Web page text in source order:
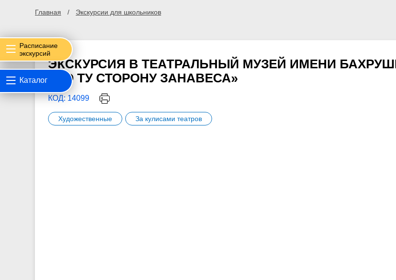
Главная Экскурсии для школьников
Расписание
экскурсий
Каталог
ЭКСКУРСИЯ В ТЕАТРАЛЬНЫЙ МУЗЕЙ ИМЕНИ
«ПО ТУ СТОРОНУ ЗАНАВЕСА»
КОД: 14099
Художественные За кулисами театров